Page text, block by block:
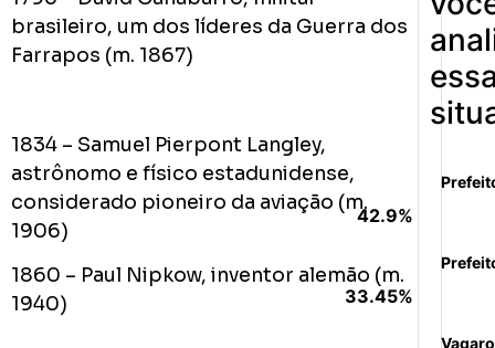
brasileiro, um dos líderes da Guerra dos
Farrapos (m. 1867)
1834 – Samuel Pierpont Langley,
astrônomo e físico estadunidense,
considerado pioneiro da aviação (m.
1906)
1860 – Paul Nipkow, inventor alemão (m.
1940)
42.9%
33.45%